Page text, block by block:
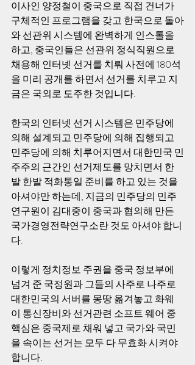
이사인 양정철이 중국으로 직접 건너가
구체적인 프로그램을 갖고 한국으로 돌아
와 선관위 시스템에 완벽하게 인스톨을
하고, 중국인들은 선관위 정식직원으로
채용해 인터넷 선거를 치뤄 사전에 180석
을 미리 공개를 하면서 선거를 치루고 지
금은 국외로 도주한 것입니다.
한국의 인터넷 선거 시스템은 민주당에
의해 설계되고 민주당에 의해 집행되고
민주당에 의해 치루어지면서 대한민국 민
주주의 근간인 선거제도를 망치면서 한
발 한발 적화통일 준비를 하고 있는 것을
아셔야만 하는데, 지금의 민주당의 민주
연구원이 김대중이 중국과 협의해 만든
국가경영전략연구소란 것도 아셔야 합니
다.
이렇게 정치정보 주권을 중국 정보부에
넘겨 준 국정원과 그들의 사주로 나주로
대한민국의 서버를 몽땅 옮겨놓고 화웨
이 통신장비와 선거관련 소프트 웨어 중
핵심은 중국제로 채워 넣고 국가와 국민
을 속이는 선거는 모두 다 무효화 시켜야
합니다.